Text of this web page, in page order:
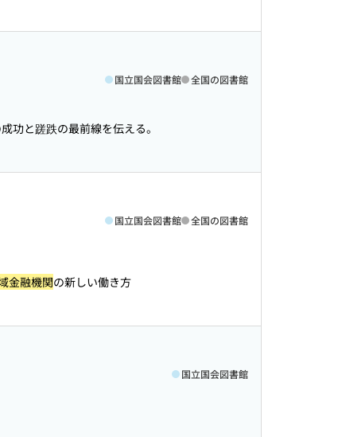
国立国会図書館 全国の図書館
功と蹉跌の最前線を伝える。
国立国会図書館 全国の図書館
金融機関の新しい働き方
国立国会図書館